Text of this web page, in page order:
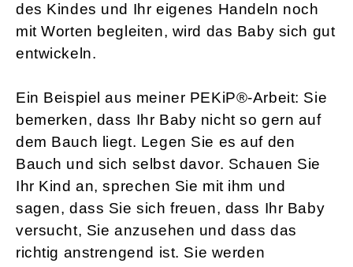
des Kindes und Ihr eigenes Handeln noch
mit Worten begleiten, wird das Baby sich gut
entwickeln.
Ein Beispiel aus meiner PEKiP®-Arbeit: Sie
bemerken, dass Ihr Baby nicht so gern auf
dem Bauch liegt. Legen Sie es auf den
Bauch und sich selbst davor. Schauen Sie
Ihr Kind an, sprechen Sie mit ihm und
sagen, dass Sie sich freuen, dass Ihr Baby
versucht, Sie anzusehen und dass das
richtig anstrengend ist. Sie werden